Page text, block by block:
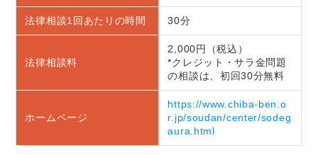
法律相談1回あたりの時間 30分
法律相談料
2,000円（税込）
*クレジット・サラ金問題
の相談は、初回30分無料
ホームページ
https://www.chiba-ben.o
r.jp/soudan/center/sodeg
aura.html